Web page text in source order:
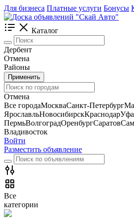
Для бизнеса Платные услуги Бонусы
Каталог
Дербент
Отмена
Районы
Применить
Отмена
Все городаМоскваСанкт-Петербург
ЯрославльНовосибирскКраснодарУфа
ПермьВолгоградОренбургСаратов
Владивосток
Войти
Разместить объявление
Все
категории